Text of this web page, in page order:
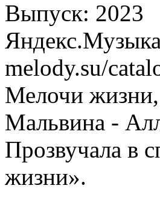
Выпуск: 2023
melody.su/
Мелочи
Мальвина -
Прозвучала в
жизни».